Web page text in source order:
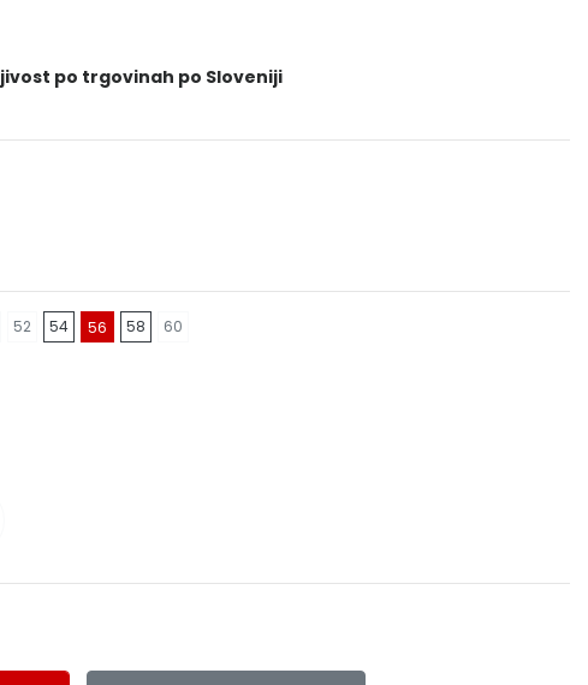
po trgovinah po Sloveniji
52 54 56 58 60